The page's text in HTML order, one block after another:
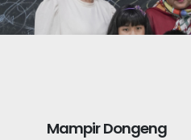
Mampir Dongeng